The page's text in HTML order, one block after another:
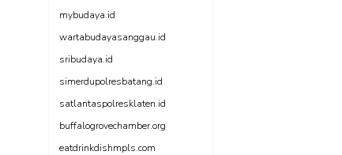
mybudaya.id
wartabudayasanggau.id
sribudaya.id
simerdupolresbatang.id
satlantaspolresklaten.id
buffalogrovechamber.org
eatdrinkdishmpls.com